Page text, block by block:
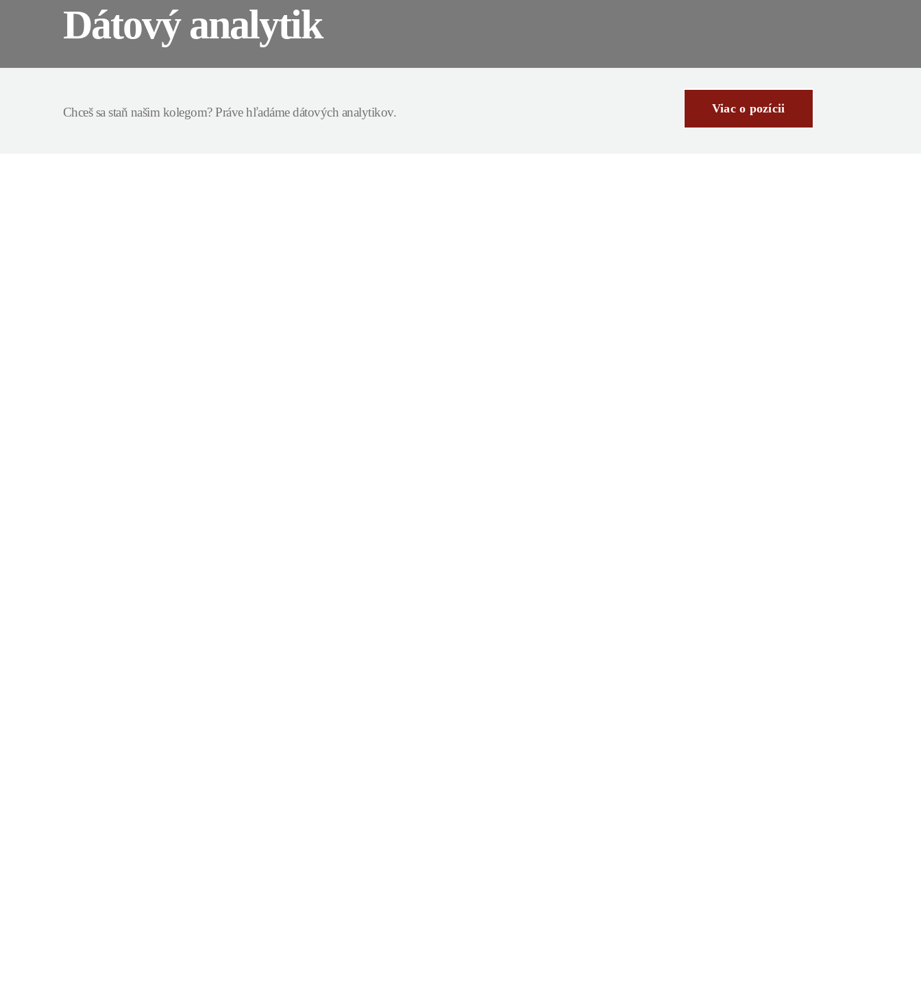
Dátový analytik
Chceš sa staň našim kolegom? Práve hľadáme dátových analytikov. Viac o pozícii